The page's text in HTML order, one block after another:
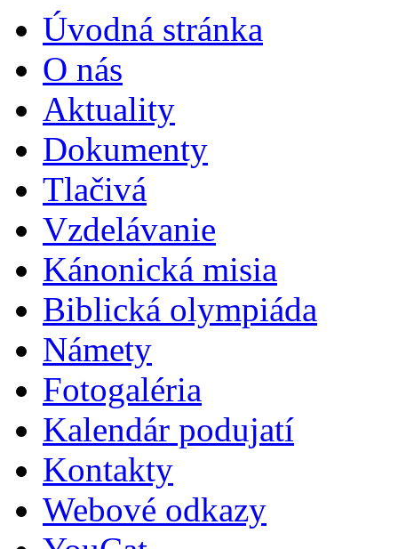
Úvodná stránka
O nás
Aktuality
Dokumenty
Tlačivá
Vzdelávanie
Kánonická misia
Biblická olympiáda
Námety
Fotogaléria
Kalendár podujatí
Kontakty
Webové odkazy